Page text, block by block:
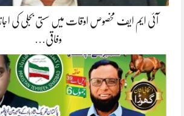
آئی ایم ایف مخصوص اوقات میں سستی بجلی کی
وفاقی…